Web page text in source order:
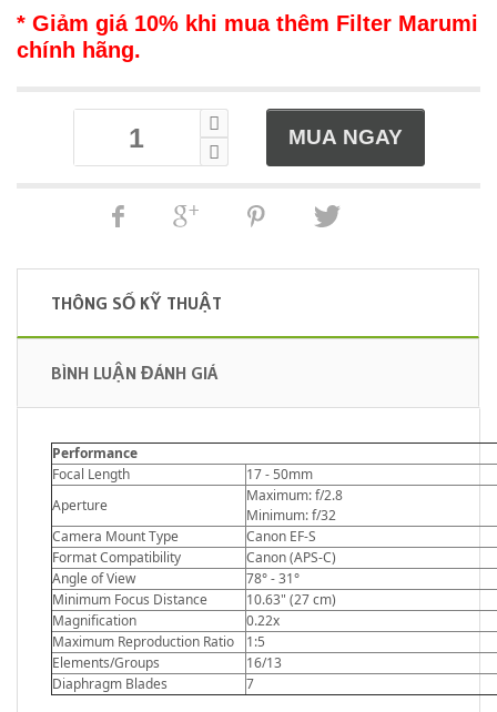
* Giảm giá 10% khi mua thêm Filter Marumi
chính hãng.
THÔNG SỐ KỸ THUẬT
BÌNH LUẬN ĐÁNH GIÁ
Performance
Focal Length
17 - 50mm
Aperture
Maximum: f/2.8
Minimum: f/32
Camera Mount Type
Canon EF-S
Format Compatibility
Canon (APS-C)
Angle of View
78° - 31°
Minimum Focus Distance
10.63" (27 cm)
Magnification
0.22x
Maximum Reproduction Ratio
1:5
Elements/Groups
16/13
Diaphragm Blades
7